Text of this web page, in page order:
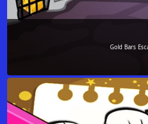
Gold Bars